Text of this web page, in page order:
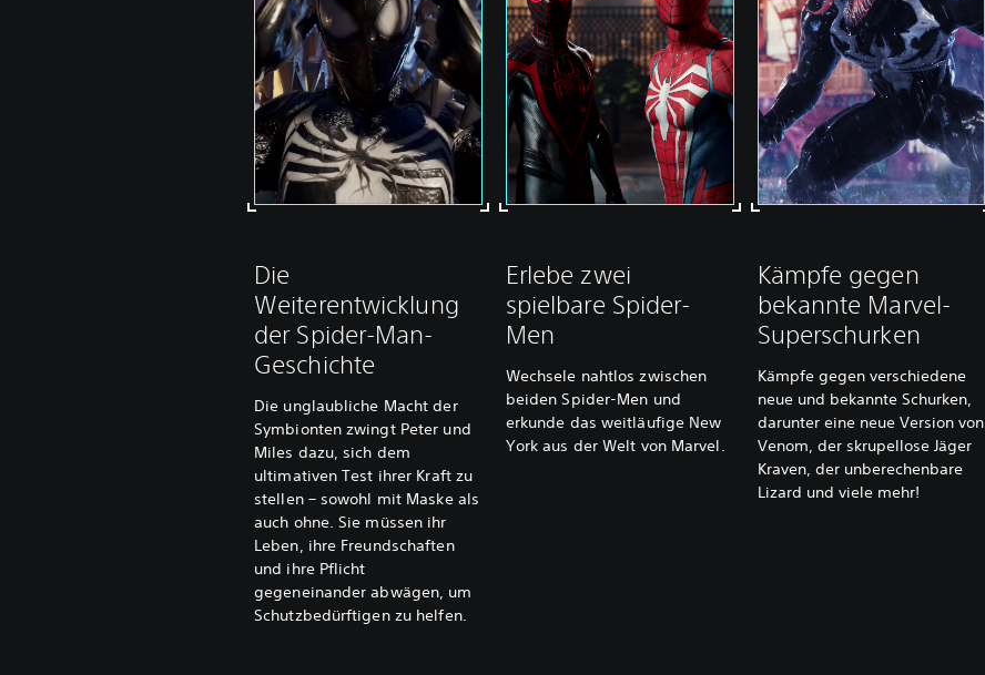
Die
Weiterentwicklung
der Spider-Man-
Geschichte
Die unglaubliche Macht der
Symbionten zwingt Peter und
Miles dazu, sich dem
ultimativen Test ihrer Kraft zu
stellen – sowohl mit Maske als
auch ohne. Sie müssen ihr
Leben, ihre Freundschaften
und ihre Pflicht
gegeneinander abwägen, um
Schutzbedürftigen zu helfen.
Erlebe zwei
spielbare Spider-
Men
Wechsele nahtlos zwischen
beiden Spider-Men und
erkunde das weitläufige New
York aus der Welt von Marvel.
Kämpfe gegen
bekannte Marvel-
Superschurken
Kämpfe gegen verschiedene
neue und bekannte Schurken,
darunter eine neue Version von
Venom, der skrupellose Jäger
Kraven, der unberechenbare
Lizard und viele mehr!